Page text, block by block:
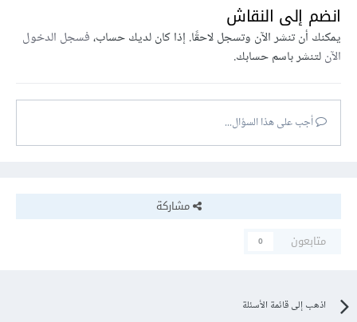
انضم إلى النقاش
يمكنك أن تنشر الآن وتسجل لاحقًا. إذا كان لديك حساب،فسجل الدخول
الآنلتنشر باسم حسابك.
أجب على هذا السؤال...
مشاركة
متابعون
0
اذهب إلى قائمة الأسئلة